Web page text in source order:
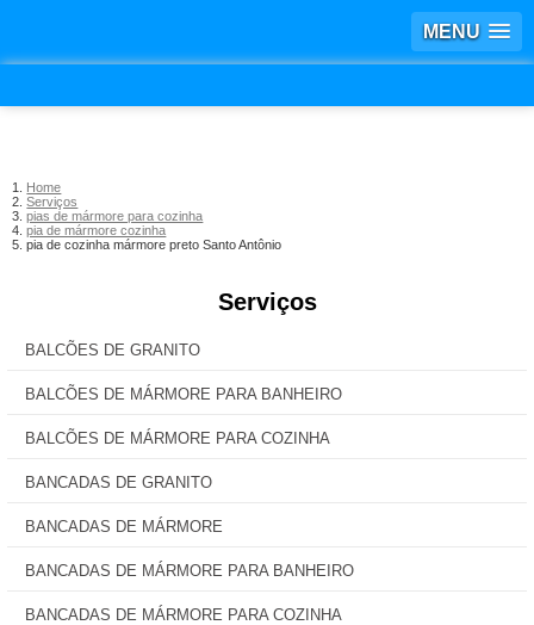
MENU
Home
Serviços
pias de mármore para cozinha
pia de mármore cozinha
pia de cozinha mármore preto Santo Antônio
Serviços
BALCÕES DE GRANITO
BALCÕES DE MÁRMORE PARA BANHEIRO
BALCÕES DE MÁRMORE PARA COZINHA
BANCADAS DE GRANITO
BANCADAS DE MÁRMORE
BANCADAS DE MÁRMORE PARA BANHEIRO
BANCADAS DE MÁRMORE PARA COZINHA